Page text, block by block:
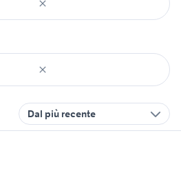
Dal più recente